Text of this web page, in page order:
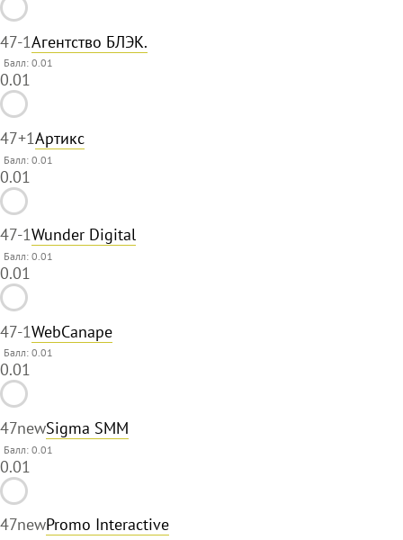
47-1Агентство БЛЭК.
Балл: 0.01
0.01
47+1Артикс
Балл: 0.01
0.01
47-1Wunder Digital
Балл: 0.01
0.01
47-1WebCanape
Балл: 0.01
0.01
47newSigma SMM
Балл: 0.01
0.01
47newPromo Interactive